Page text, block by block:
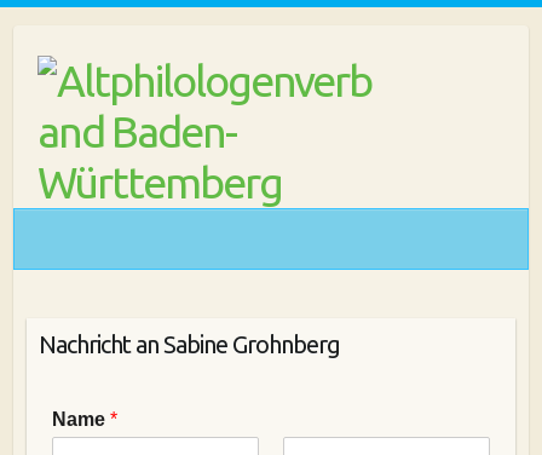
content
Nachricht an Sabine Grohnberg
Name *